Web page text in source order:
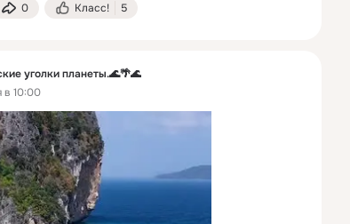
0 Класс! 5
уголки планеты.🌊🌴🌊
в 10:00